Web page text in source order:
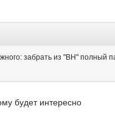
забрать из "ВН" полный
будет интересно